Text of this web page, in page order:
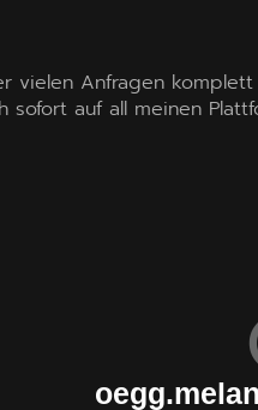
vielen Anfragen
auf all meinen